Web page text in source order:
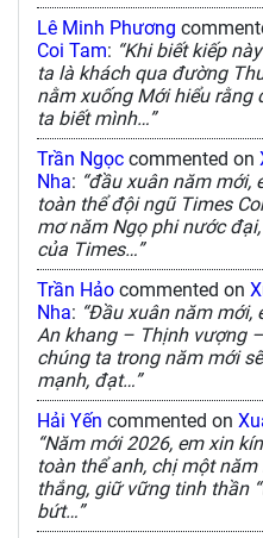
Lê Minh Phương
Coi Tam: “Khi biết kiếp
ta là khách qua đường
nằm xuống Mới hiểu
ta biết mình…”
Trần Ngọc commented on
Nha: “đầu xuân năm mới,
toàn thể đội ngũ Times
mơ năm Ngọ phi nước
của Times…”
Trần Hảo commented on
Nha: “Đầu xuân năm mới,
An khang – Thịnh vượng
chúng ta trong năm mới
mạnh, đạt…”
Hải Yến commented on
“Năm mới 2026, em xin
toàn thể anh, chị một
thắng, giữ vững tinh thần
bứt…”